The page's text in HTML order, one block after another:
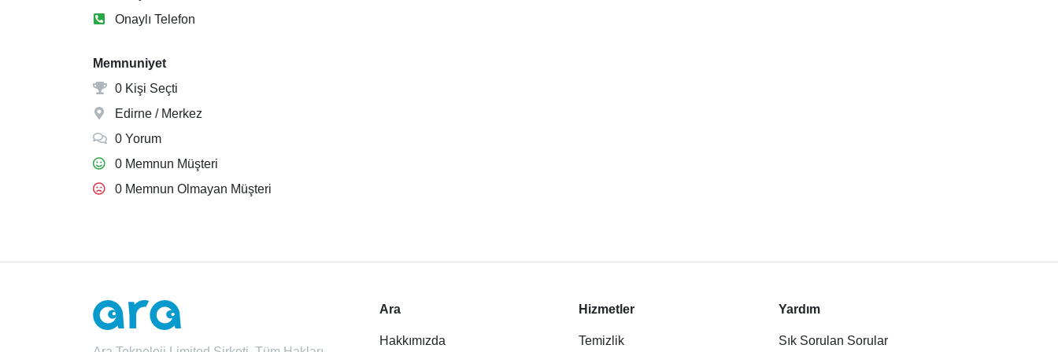
Onaylı Telefon
Memnuniyet
0 Kişi Seçti
Edirne / Merkez
0 Yorum
0 Memnun Müşteri
0 Memnun Olmayan Müşteri
Ara
Hakkımızda
Hizmetler
Temizlik
Yardım
Sık Sorulan Sorular